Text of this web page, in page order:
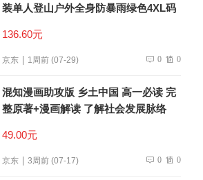
装单人登山户外全身防暴雨绿色4XL码
136.60元
京东 1周前 (07-29) 0 0
混知漫画助攻版 乡土中国 高一必读 完
整原著+漫画解读 了解社会发展脉络
49.00元
京东 3周前 (07-17) 0 0